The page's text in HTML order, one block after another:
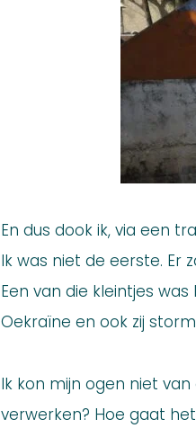
En dus dook ik, via een
Ik was niet de eerste. Er
Een van die kleintjes
Oekraïne en ook zij
Ik kon mijn ogen niet
verwerken? Hoe gaat